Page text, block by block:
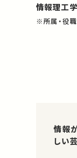
情報理工
※所属・役
情報
しい